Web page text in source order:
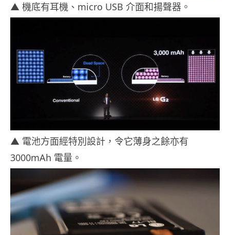
▲ 機底有耳機、micro USB 介面和揚聲器。
▲ 電池方面經特別設計，令它薄身之餘亦有
3000mAh 電量。